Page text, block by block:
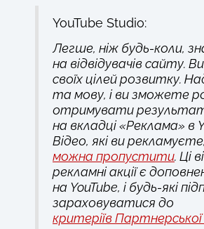
YouTube Studio:
Легше, ніж будь-коли,
на відвідувачів сайту.
своїх цілей розвитку.
та мову, і ви зможете
отримувати
на вкладці «Реклама» в
Відео, які ви
можна пропустити. Ці
рекламні акції є
на YouTube, і будь-які
зараховуватися до
критеріїв